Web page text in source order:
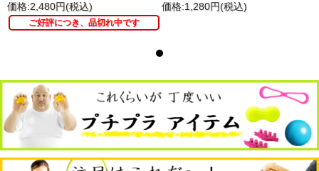
商品名
La-VIE(ラ・ヴィ) ピラティスマット
15mm ブルーグレー
4986920412214
商品重量
（約）1.4kg
カラー
ブルーグレー
素材
マット：ニトリルゴム（NBR）
キャリーストラップ：ポリエステル
価格:2,480円(税込)
ご好評につき、品切れ中です
価格:1,280円(税込)